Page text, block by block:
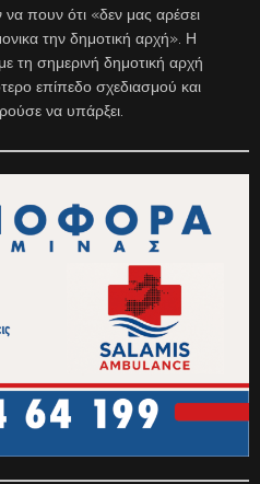
πουν ότι «δεν μας αρέσει
την δημοτική αρχή». Η
τη σημερινή δημοτική αρχή
επίπεδο σχεδιασμού και
να υπάρξει.